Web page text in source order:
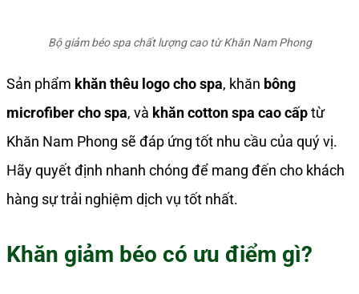
Bộ giảm béo spa chất lượng cao từ Khăn Nam Phong
Sản phẩm khăn thêu logo cho spa, khăn bông
microfiber cho spa, và khăn cotton spa cao cấptừ
Khăn Nam Phong sẽ đáp ứng tốt nhu cầu của quý vị.
Hãy quyết định nhanh chóng để mang đến cho khách
hàng sự trải nghiệm dịch vụ tốt nhất.
Khăn giảm béo có ưu điểm gì?